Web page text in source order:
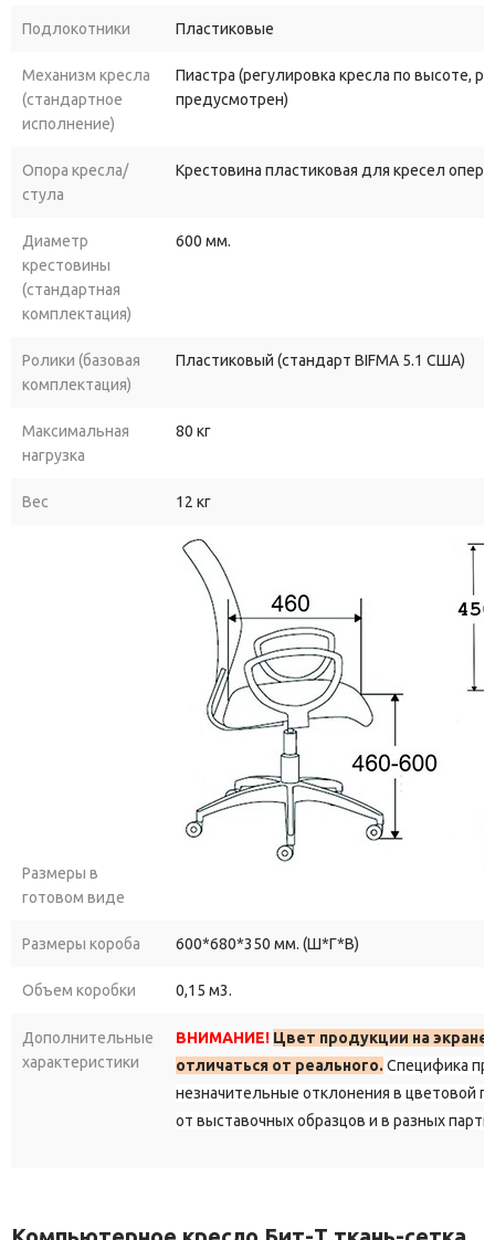
Подлокотники Пластиковые
Механизм кресла
(стандартное
исполнение)
Пиастра (регулировка кресла по высоте,
предусмотрен)
Опора кресла/
стула
Крестовина пластиковая для кресел
Диаметр
крестовины
(стандартная
комплектация)
600 мм.
Ролики (базовая
комплектация)
Пластиковый (стандарт BIFMA 5.1 США)
Максимальная
нагрузка
80 кг
Вес 12 кг
Размеры в
готовом виде
Размеры короба 600*680*350 мм. (Ш*Г*В)
Объем коробки 0,15 м3.
Дополнительные
характеристики
ВНИМАНИЕ! Цвет продукции на
отличаться от реального. Специфика
незначительные отклонения в цветовой
от выставочных образцов и в разных